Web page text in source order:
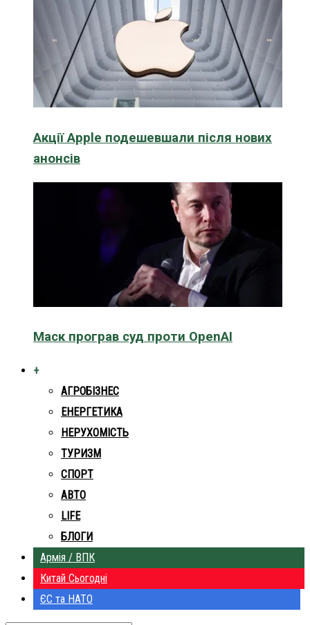
Акції Apple подешевшали після нових
анонсів
Маск програв суд проти OpenAI
+
АГРОБІЗНЕС
ЕНЕРГЕТИКА
НЕРУХОМІСТЬ
ТУРИЗМ
СПОРТ
АВТО
LIFE
БЛОГИ
Армія / ВПК
Китай Сьогодні
ЄС та НАТО